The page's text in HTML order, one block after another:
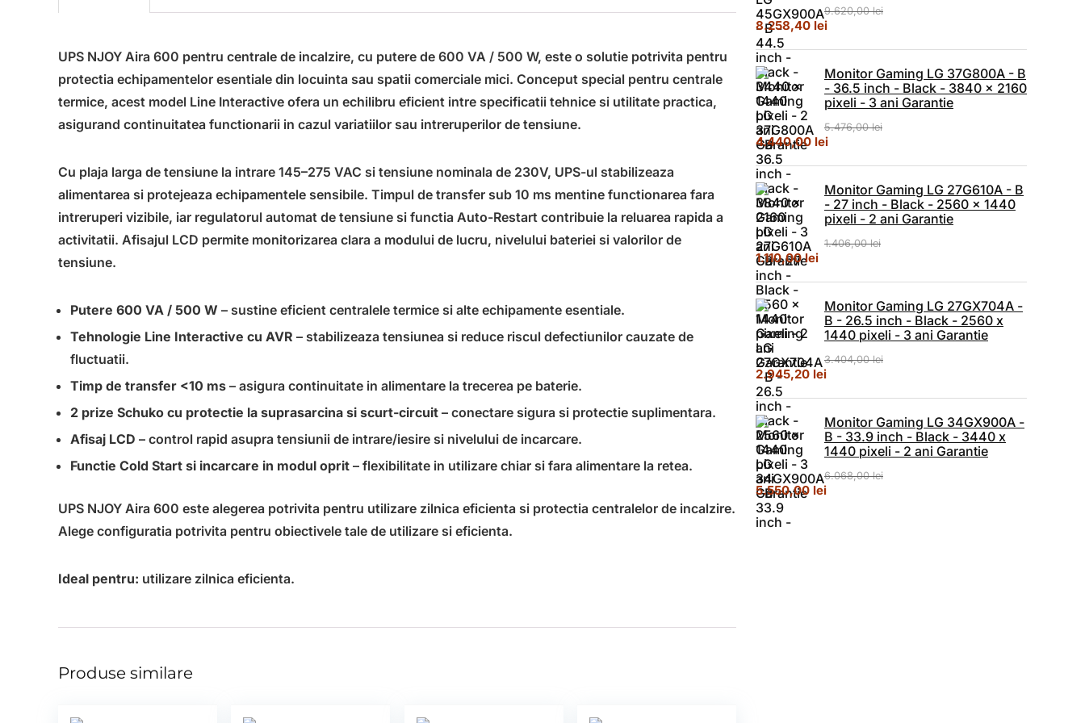
UPS NJOY Aira 600 pentru centrale de incalzire, cu putere de 600 VA / 500 W, este o solutie potrivita pentru
protectia echipamentelor esentiale din locuinta sau spatii comerciale mici. Conceput special pentru centrale
termice, acest model Line Interactive ofera un echilibru eficient intre specificatii tehnice si utilitate practica,
asigurand continuitatea functionarii in cazul variatiilor sau intreruperilor de tensiune.
Cu plaja larga de tensiune la intrare 145–275 VAC si tensiune nominala de 230V, UPS-ul stabilizeaza
alimentarea si protejeaza echipamentele sensibile. Timpul de transfer sub 10 ms mentine functionarea fara
intreruperi vizibile, iar regulatorul automat de tensiune si functia Auto-Restart contribuie la reluarea rapida a
activitatii. Afisajul LCD permite monitorizarea clara a modului de lucru, nivelului bateriei si valorilor de
tensiune.
Putere 600 VA / 500 W – sustine eficient centralele termice si alte echipamente esentiale.
Tehnologie Line Interactive cu AVR – stabilizeaza tensiunea si reduce riscul defectiunilor cauzate de
fluctuatii.
Timp de transfer <10 ms – asigura continuitate in alimentare la trecerea pe baterie.
2 prize Schuko cu protectie la suprasarcina si scurt-circuit – conectare sigura si protectie suplimentara.
Afisaj LCD – control rapid asupra tensiunii de intrare/iesire si nivelului de incarcare.
Functie Cold Start si incarcare in modul oprit – flexibilitate in utilizare chiar si fara alimentare la retea.
UPS NJOY Aira 600 este alegerea potrivita pentru utilizare zilnica eficienta si protectia centralelor de incalzire.
Alege configuratia potrivita pentru obiectivele tale de utilizare si eficienta.
Ideal pentru: utilizare zilnica eficienta.
Produse similare
9.620,00lei
Prețul inițial a fost: 9.620,00 lei.
8.258,40 leiPrețul curent este: 8.258,40 lei.
Monitor Gaming LG 37G800A - B
- 36.5 inch - Black - 3840 x 2160
pixeli - 3 ani Garantie
5.476,00lei
Prețul inițial a fost: 5.476,00 lei.
4.440,00 leiPrețul curent este: 4.440,00 lei.
Monitor Gaming LG 27G610A - B
- 27 inch - Black - 2560 x 1440
pixeli - 2 ani Garantie
1.406,00lei
Prețul inițial a fost: 1.406,00 lei.
1.110,00leiPrețul curent este: 1.110,00 lei.
Monitor Gaming LG 27GX704A -
B - 26.5 inch - Black - 2560 x
1440 pixeli - 3 ani Garantie
3.404,00lei
Prețul inițial a fost: 3.404,00 lei.
2.945,20 leiPrețul curent este: 2.945,20 lei.
Monitor Gaming LG 34GX900A -
B - 33.9 inch - Black - 3440 x
1440 pixeli - 2 ani Garantie
6.068,00lei
Prețul inițial a fost: 6.068,00 lei.
5.550,00 leiPrețul curent este: 5.550,00 lei.